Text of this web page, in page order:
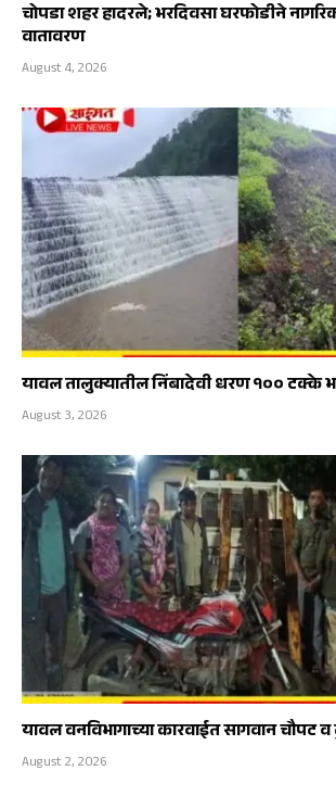
चोपडा शहर हादरले; भरदिवसा घरफोडीने
वातावरण
August 4, 2026
यावल तालुक्यातील निंबादेवी धरण १०० टक्के
August 3, 2026
यावल वनविभागाच्या कारवाईत सागवान चौपट
August 2, 2026